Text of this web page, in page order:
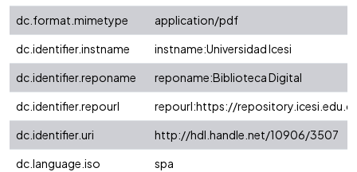
dc.format.mimetype
application/pdf
dc.identifier.instname
instname:Universidad Icesi
dc.identifier.reponame
reponame:Biblioteca Digital
dc.identifier.repourl
repourl:https://
dc.identifier.uri
http://hdl.handle.net/10906/3507
dc.language.iso
spa